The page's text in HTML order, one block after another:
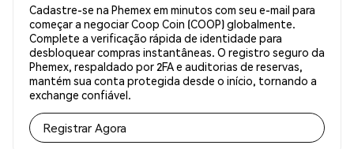
Cadastre-se na Phemex em minutos com seu e-mail para
começar a negociar Coop Coin (COOP) globalmente.
Complete a verificação rápida de identidade para
desbloquear compras instantâneas. O registro seguro da
Phemex, respaldado por 2FA e auditorias de reservas,
mantém sua conta protegida desde o início, tornando a
exchange confiável.
Registrar Agora